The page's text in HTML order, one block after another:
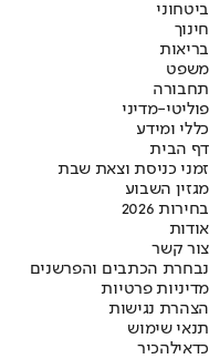
ביטחוני
חינוך
בריאות
משפט
תחבורה
פוליטי-מדיני
כללי ומידע
דף הבית
זמני כניסת וצאת שבת
מגזין השבוע
בחירות 2026
אודות
צור קשר
נבחרת הכתבים והפרשנים
מדיניות פרטיות
הצהרת נגישות
תנאי שימוש
כדאילהכיר